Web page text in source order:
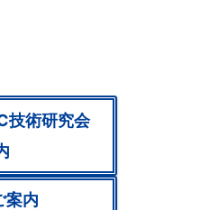
技術研究会
案内